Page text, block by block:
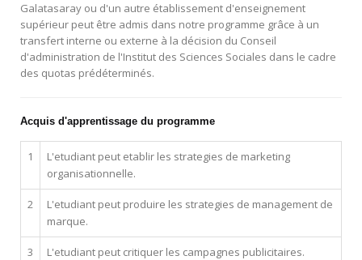
Galatasaray ou d'un autre établissement d'enseignement
supérieur peut être admis dans notre programme grâce à un
transfert interne ou externe à la décision du Conseil
d'administration de l'Institut des Sciences Sociales dans le cadre
des quotas prédéterminés.
Acquis d'apprentissage du programme
1
L'etudiant peut etablir les strategies de marketing
organisationnelle.
2
L'etudiant peut produire les strategies de management de
marque.
3 L'etudiant peut critiquer les campagnes publicitaires.